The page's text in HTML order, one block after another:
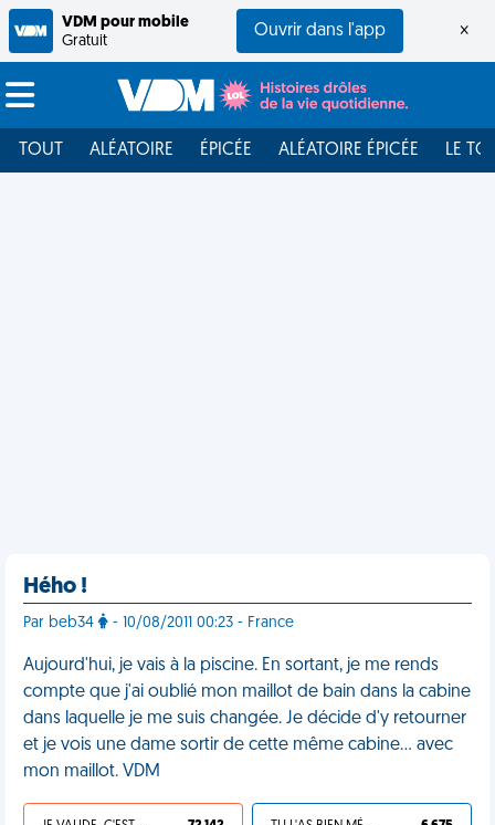
VDM pour mobile
Gratuit
Ouvrir dans l'app ×
TOUT ALÉATOIRE ÉPICÉE ALÉATOIRE ÉPICÉE LE
Hého !
Par beb34 - 10/08/2011 00:23 - France
Aujourd'hui, je vais à la piscine. En sortant, je me rends
compte que j'ai oublié mon maillot de bain dans la cabine
dans laquelle je me suis changée. Je décide d'y retourner
et je vois une dame sortir de cette même cabine... avec
mon maillot. VDM